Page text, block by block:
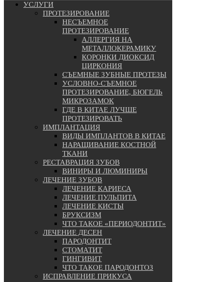
УСЛУГИ
ПРОТЕЗИРОВАНИЕ
НЕСЪЕМНОЕ
ПРОТЕЗИРОВАНИЕ
АЛЛЕРГИЯ НА
МЕТАЛЛОКЕРАМИКУ
КОРОНКИ ДИОКСИД
ЦИРКОНИЯ
СЪЕМНЫЕ ЗУБНЫЕ ПРОТЕЗЫ
УСЛОВНО-СЪЕМНОЕ
ПРОТЕЗИРОВАНИЕ, БЮГЕЛЬ
МИКРОЗАМОК
ГДЕ В КИТАЕ ЛУЧШЕ
ПРОТЕЗИРОВАТЬ
ИМПЛАНТАЦИЯ
ВИДЫ ИМПЛАНТОВ В КИТАЕ
НАРАЩИВАНИЕ КОСТНОЙ
ТКАНИ
РЕСТАВРАЦИЯ ЗУБОВ
ВИНИРЫ И ЛЮМИНИРЫ
ЛЕЧЕНИЕ ЗУБОВ
ЛЕЧЕНИЕ КАРИЕСА
ЛЕЧЕНИЕ ПУЛЬПИТА
ЛЕЧЕНИЕ КИСТЫ
БРУКСИЗМ
ЧТО ТАКОЕ «ПЕРИОДОНТИТ»
ЛЕЧЕНИЕ ДЕСЕН
ПАРОДОНТИТ
СТОМАТИТ
ГИНГИВИТ
ЧТО ТАКОЕ ПАРОДОНТОЗ
ИСПРАВЛЕНИЕ ПРИКУСА